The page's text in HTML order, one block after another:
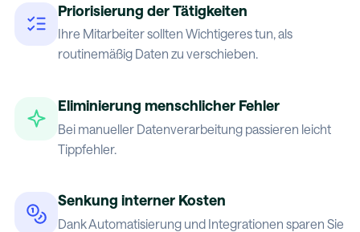
Priorisierung der Tätigkeiten
Ihre Mitarbeiter sollten Wichtigeres tun, als
routinemäßig Daten zu verschieben.
Eliminierung menschlicher Fehler
Bei manueller Datenverarbeitung passieren leicht
Tippfehler.
Senkung interner Kosten
Dank Automatisierung und Integrationen sparen Sie